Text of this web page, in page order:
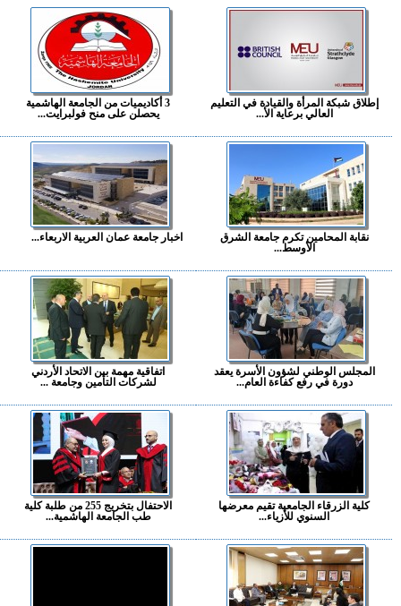
إطلاق شبكة المرأة والقيادة في التعليم
العالي برعاية الأ...
3 أكاديميات من الجامعة الهاشمية
يحصلن على منح فولبرايت...
نقابة المحامين تكرم جامعة الشرق
الأوسط...
اخبار جامعة عمان العربية الاربعاء...
المجلس الوطني لشؤون الأسرة يعقد
دورة في رفع كفاءة العام...
اتفاقية مهمة بين الاتحاد الأردني
لشركات التأمين وجامعة ...
كلية الزرقاء الجامعية تقيم معرضها
السنوي للأزياء...
الاحتفال بتخريج 255 من طلبة كلية
طب الجامعة الهاشمية...